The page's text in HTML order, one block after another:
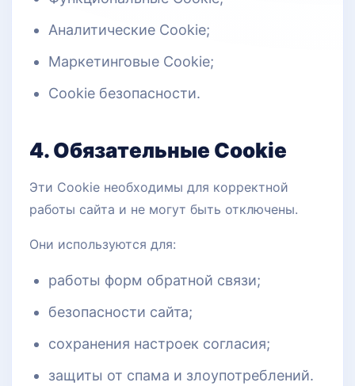
Аналитические Cookie;
Маркетинговые Cookie;
Cookie безопасности.
4. Обязательные Cookie
Эти Cookie необходимы для корректной
работы сайта и не могут быть отключены.
Они используются для:
работы форм обратной связи;
безопасности сайта;
сохранения настроек согласия;
защиты от спама и злоупотреблений.